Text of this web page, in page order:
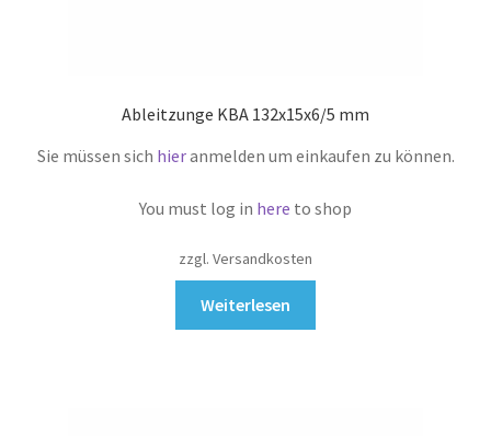
Ableitzunge KBA 132x15x6/5 mm
Sie müssen sich hieranmelden um einkaufen zu können.
You must log in here to shop
zzgl. Versandkosten
Weiterlesen